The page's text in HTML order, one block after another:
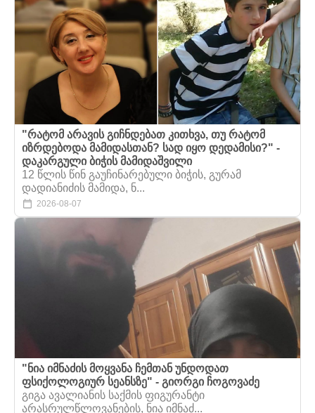
"რატომ არავის გიჩნდებათ კითხვა, თუ რატომ
იზრდებოდა მამიდასთან? სად იყო დედამისი?" -
დაკარგული ბიჭის მამიდაშვილი
12 წლის წინ გაუჩინარებული ბიჭის, გურამ
დადიანიძის მამიდა, ნ...
2026-08-07
"ნია იმნაძის მოყვანა ჩემთან უნდოდათ
ფსიქოლოგიურ სეანსზე" - გიორგი ჩოგოვაძე
გიგა ავალიანის საქმის ფიგურანტი
არასრულწლოვანების, ნია იმნაძ...